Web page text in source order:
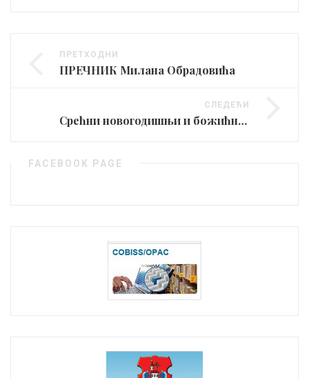
ПРЕТХОДНИ
ПРЕЧНИК Милана Обрадовића
СЛЕДЕЋИ
Срећни новогодишњи и божићни празници
FACEBOOK PAGE